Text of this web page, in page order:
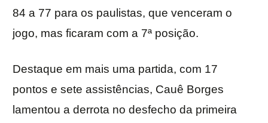
84 a 77 para os paulistas, que venceram o
jogo, mas ficaram com a 7ª posição.
Destaque em mais uma partida, com 17
pontos e sete assistências, Cauê Borges
lamentou a derrota no desfecho da primeira